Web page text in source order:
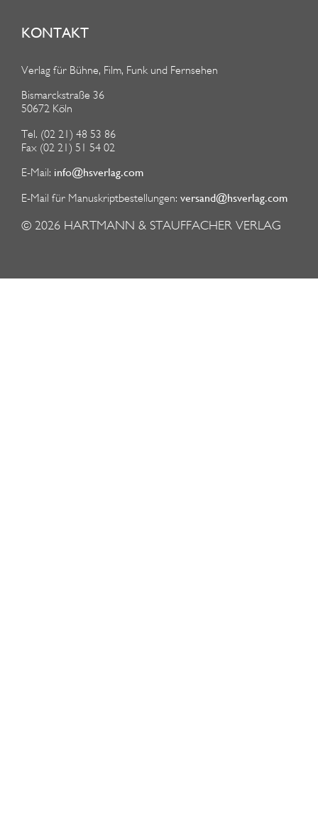
KONTAKT
Verlag für Bühne, Film, Funk und Fernsehen
Bismarckstraße 36
50672 Köln
Tel. (02 21) 48 53 86
Fax (02 21) 51 54 02
E-Mail: info@hsverlag.com
E-Mail für Manuskriptbestellungen: versand@hsverlag.com
© 2026 HARTMANN & STAUFFACHER VERLAG